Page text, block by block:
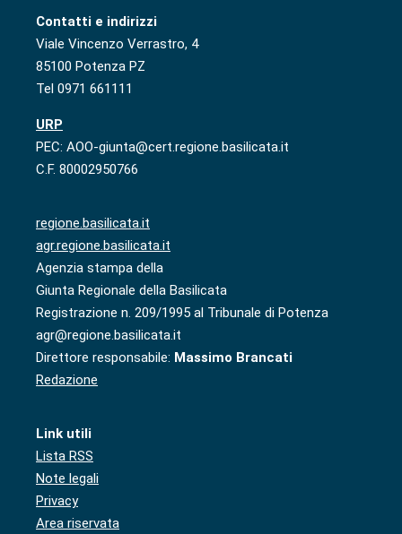
Contatti e indirizzi
Viale Vincenzo Verrastro, 4
85100 Potenza PZ
Tel 0971 661111
URP
PEC: AOO-giunta@cert.regione.basilicata.it
C.F. 80002950766
regione.basilicata.it
agr.regione.basilicata.it
Agenzia stampa della
Giunta Regionale della Basilicata
Registrazione n. 209/1995 al Tribunale di Potenza
agr@regione.basilicata.it
Direttore responsabile: Massimo Brancati
Redazione
Link utili
Lista RSS
Note legali
Privacy
Area riservata